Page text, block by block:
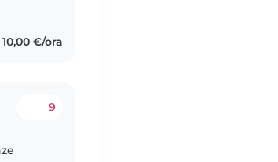
10,00 €/ora
9